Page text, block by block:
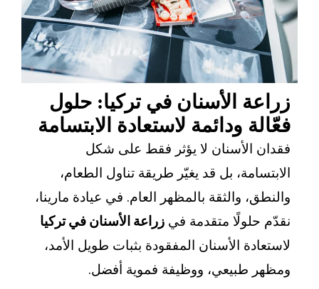
الأسنان في تركيا: حلول
ودائمة لاستعادة الابتسامة
الأسنان لا يؤثر فقط على شكل
بل قد يغيّر طريقة تناول الطعام،
والثقة بالمظهر العام. في عيادة مارينا،
متقدمة فيزراعة الأسنان في تركيا
الأسنان المفقودة بثبات طويل الأمد،
طبيعي، ووظيفة فموية أفضل.